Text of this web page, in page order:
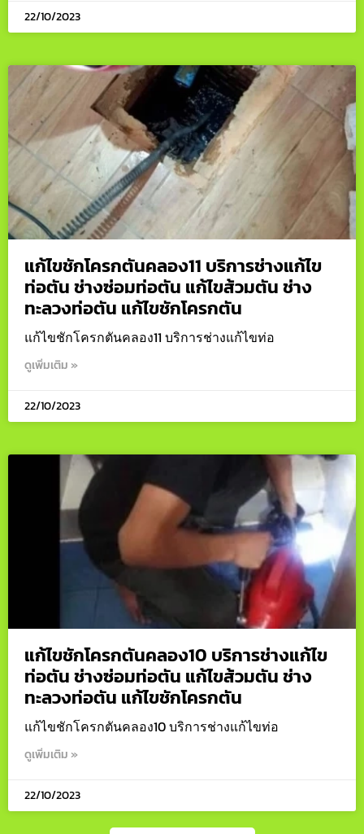
22/10/2023
แก้ไขชักโครกตันคลอง11 บริการช่างแก้ไข
ท่อตัน ช่างซ่อมท่อตัน แก้ไขส้วมตัน ช่าง
ทะลวงท่อตัน แก้ไขชักโครกตัน
แก้ไขชักโครกตันคลอง11 บริการช่างแก้ไขท่อ
ดูเพิ่มเติม »
22/10/2023
แก้ไขชักโครกตันคลอง10 บริการช่างแก้ไข
ท่อตัน ช่างซ่อมท่อตัน แก้ไขส้วมตัน ช่าง
ทะลวงท่อตัน แก้ไขชักโครกตัน
แก้ไขชักโครกตันคลอง10 บริการช่างแก้ไขท่อ
ดูเพิ่มเติม »
22/10/2023